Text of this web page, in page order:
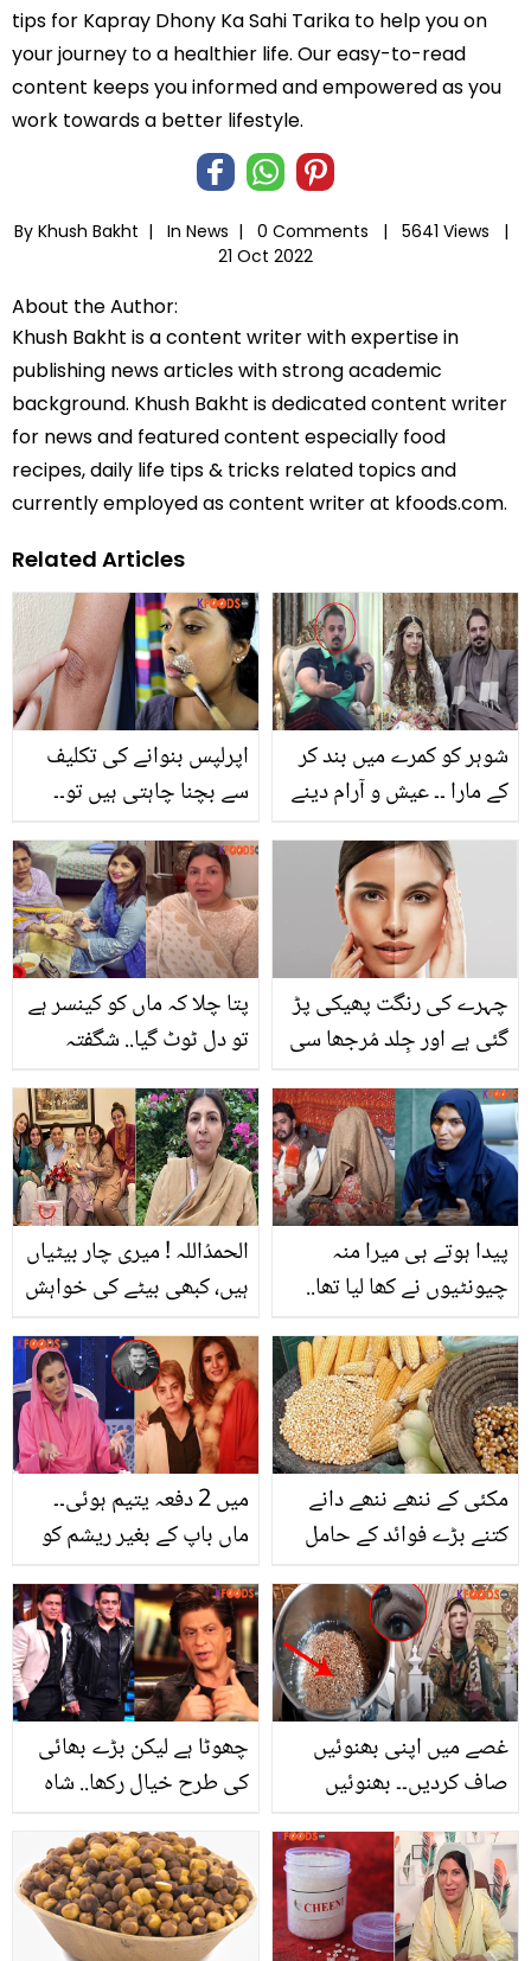
tips for Kapray Dhony Ka Sahi Tarika to help you on
your journey to a healthier life. Our easy-to-read
content keeps you informed and empowered as you
work towards a better lifestyle.
By Khush Bakht | In News | 0 Comments |
5641 Views |
21 Oct 2022
About the Author:
Khush Bakht is a content writer with expertise in
publishing news articles with strong academic
background. Khush Bakht is dedicated content writer
for news and featured content especially food
recipes, daily life tips & tricks related topics and
currently employed as content writer at kfoods.com.
Related Articles
اپرلپس بنوانے کی تکلیف
سے بچنا چاہتی ہیں تو۔۔
جن سے آپ بھی پارلر کا
خرچہ بچا سکتی ہیں
شوہر کو کمرے میں بند کر
کے مارا ۔۔ عیش و آرام دینے
70 لاکھ کیوں لے اڑی، بے
وفائی پر رن مرید شوہر اب
کس حال میں ہے؟ دیکھیں
پتا چلا کہ ماں کو کینسر ہے
تو دل ٹوٹ گیا.. شگفتہ
کرتے ہوئے جذباتی ہوگئیں
چہرے کی رنگت پھیکی پڑ
گئی ہے اور جِلد مُرجھا سی
گھر میں موجود ان پھلوں
سے اپنے چہرے کی رنگت
نکھاریں اور جِلد کو ترو تازہ
بنائیں
الحمدُاللہ ! میری چار بیٹیاں
ہیں، کبھی بیٹے کی خواہش
کبھی خُدا سے بیٹا کیوں
نہیں مانگا؟ اداکارہ سچ
بتاتے ہوئے
پیدا ہوتے ہی میرا منہ
چیونٹیوں نے کھا لیا تھا..
کر لانے والی اسٹرانگ
عظمیٰ مشقت بھری زندگی
کی کہانی سناتے ہوئے رو
پڑیں
میں 2 دفعہ یتیم ہوئی۔۔
ماں باپ کے بغیر ریشم کو
سے متعلق پہلی مرتبہ
اداکارہ سچ بتاتے ہوئے
مکئی کے ننھے ننھے دانے
کتنے بڑے فوائد کے حامل
وہ فوائد جو جان کر آپ آج
ہی سے اس کا استعمال
شروع کر دیں گے
چھوٹا ہے لیکن بڑے بھائی
کی طرح خیال رکھا.. شاہ
خان کے شکرگزار! ماضی
سے جڑا واقعہ سنا دیا
غصے میں اپنی بھنوئیں
صاف کردیں۔۔ بھنوئیں
بلقیس نے السی کے بیج
میں کیا ملا کر استعمال
کیا؟